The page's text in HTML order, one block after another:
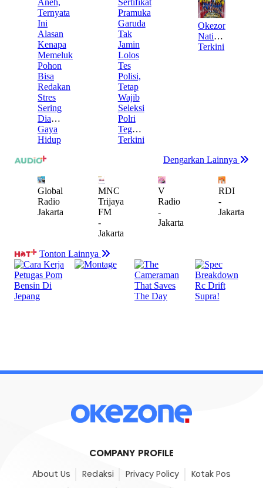
COMPANY PROFILE
About Us Redaksi Privacy Policy Kotak Pos